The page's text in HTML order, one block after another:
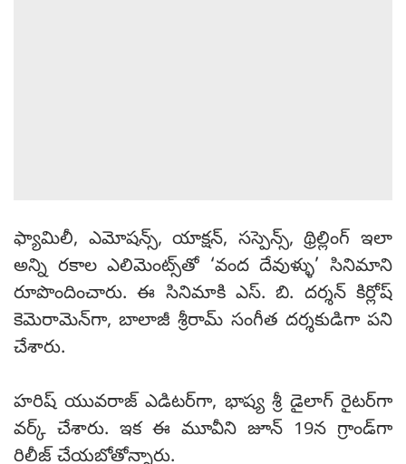
ఫ్యామిలీ, ఎమోషన్స్, యాక్షన్, సస్పెన్స్, థ్రిల్లింగ్ ఇలా
అన్ని రకాల ఎలిమెంట్స్‌తో ‘వంద దేవుళ్ళు’ సినిమాని
రూపొందించారు. ఈ సినిమాకి ఎస్. బి. దర్శన్ కిర్లోష్
కెమెరామెన్‌గా, బాలాజీ శ్రీరామ్ సంగీత దర్శకుడిగా పని
చేశారు.
హరిష్ యువరాజ్ ఎడిటర్‌గా, భాష్య శ్రీ డైలాగ్ రైటర్‌గా
వర్క్ చేశారు. ఇక ఈ మూవీని జూన్ 19న గ్రాండ్‌గా
రిలీజ్ చేయబోతోన్నారు.